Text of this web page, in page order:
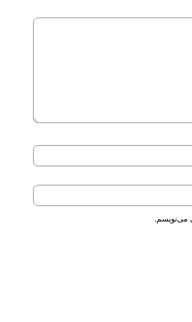
می‌نویسم.